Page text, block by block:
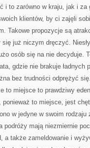
i to zarówno w kraju, jak i za
klientów, by ci zajęli
Takowe propozycje są
już niczym dręczyć.
osób się na nie decyduje.
gdzie nie brakuje ładnych
bez trudności odprężyć
to miejsce to prawdziwy
to miejsce, jest
w jedyne w swoim
podróży mają niezmiernie
a także zameldowanie i